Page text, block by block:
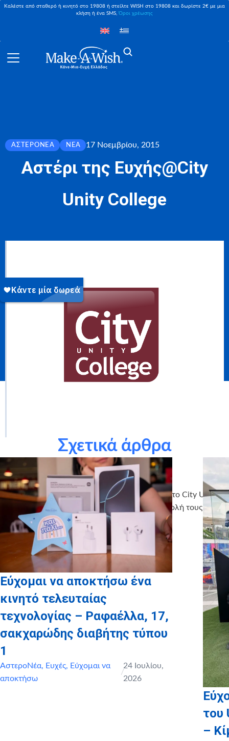
Καλέστε από σταθερό ή κινητό στο 19808 ή στείλτε WISH στο 19808 και δωρίστε 2€ με μια
κλήση ή ένα SMS,Όροι χρέωσης
ΑΣΤΕΡΟΝΈΑ ΝΈΑ 17 Νοεμβρίου, 2015
Αστέρι της Ευχής@City
Unity College
Το Αστέρι της Ευχής υποστηρίζεται φέτος από το City Unity
College! Τους ευχαριστούμε πολύ για τη συμβολή τους στο
έργο μας και τη φιλοξενία του προγράμματος.
Σχετικά άρθρα
Εύχομαι να αποκτήσω ένα
κινητό τελευταίας
τεχνολογίας – Ραφαέλλα, 17,
σακχαρώδης διαβήτης τύπου
1
ΑστεροΝέα, Ευχές, Εύχομαι να
αποκτήσω
/
24 Ιουλίου,
2026
του
–